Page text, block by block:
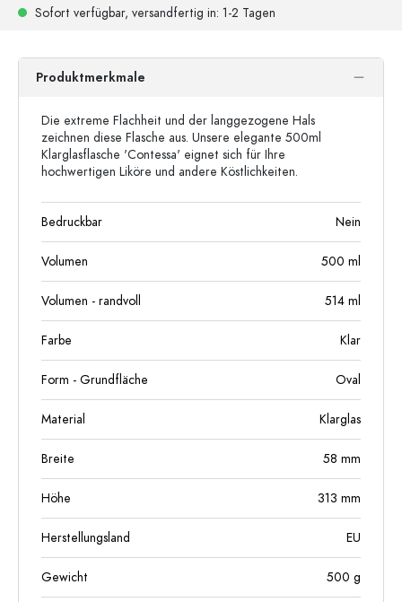
Sofort verfügbar, versandfertig in: 1-2 Tagen
Produktmerkmale
Die extreme Flachheit und der langgezogene Hals
zeichnen diese Flasche aus. Unsere elegante 500ml
Klarglasflasche 'Contessa' eignet sich für Ihre
hochwertigen Liköre und andere Köstlichkeiten.
Bedruckbar Nein
Volumen 500 ml
Volumen - randvoll 514 ml
Farbe Klar
Form - Grundfläche Oval
Material Klarglas
Breite 58 mm
Höhe 313 mm
Herstellungsland EU
Gewicht 500 g